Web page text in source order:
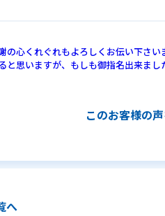
の心くれぐれもよろしくお伝い下さい
と思いますが、もしも御指名出来まし
このお客様の
へ